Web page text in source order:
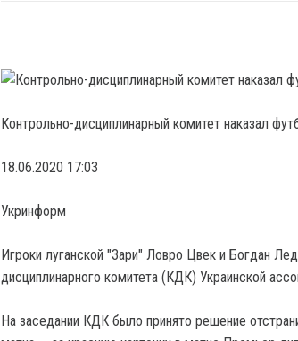
Контрольно-дисциплинарный комитет наказал
18.06.2020 17:03
Укринформ
Игроки луганской "Зари" Ловро Цвек и Богдан
дисциплинарного комитета (КДК) Украинской
На заседании КДК было принято решение